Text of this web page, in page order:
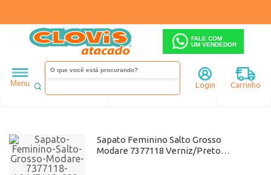
FALE COM
UM VENDEDOR
Menu Login Carrinho
Feminino Sapato Salto alto Grosso Até 19,90
Ordenar Filtrar
Sapato Feminino Salto Grosso
Modare 7377118 Verniz/Preto